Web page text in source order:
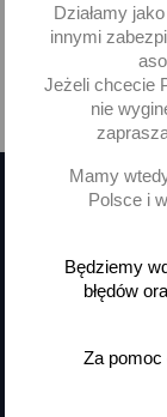
i
Działamy
innymi
Jeżeli chcecie
nie
Mamy
Polsce i
Będziemy
błędów
Za pomoc